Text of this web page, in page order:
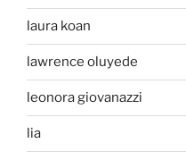
laura koan
lawrence oluyede
leonora giovanazzi
lia